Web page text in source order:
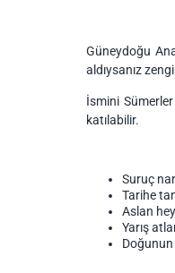
Güneydoğu
aldıysanız
İsmini
katılabilir.
Suruç
Tarihe
Aslan
Yarış